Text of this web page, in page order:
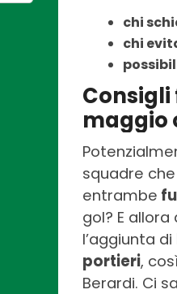
chi
chi
maggio
squadre
entrambe
gol? E
l’aggiunta di
portieri,
Berardi. Ci